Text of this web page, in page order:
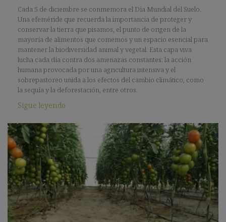
Cada 5 de diciembre se conmemora el Día Mundial del Suelo.
Una efeméride que recuerda la importancia de proteger y
conservar la tierra que pisamos, el punto de origen de la
mayoría de alimentos que comemos y un espacio esencial para
mantener la biodiversidad animal y vegetal. Esta capa viva
lucha cada día contra dos amenazas constantes: la acción
humana provocada por una agricultura intensiva y el
sobrepastoreo unida a los efectos del cambio climático, como
la sequía y la deforestación, entre otros.
Sigue leyendo